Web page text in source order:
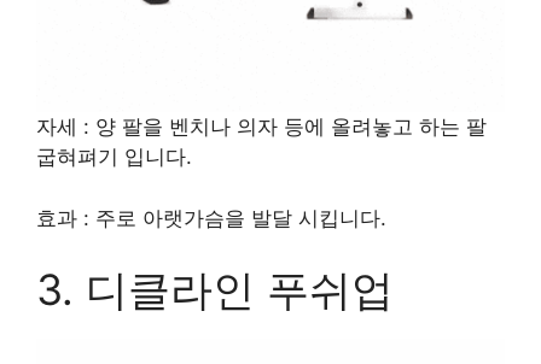
자세 : 양 팔을 벤치나 의자 등에 올려놓고 하는 팔
굽혀펴기 입니다.
효과 : 주로 아랫가슴을 발달 시킵니다.
3. 디클라인 푸쉬업